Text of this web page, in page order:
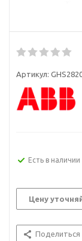
Артикул:
Есть в наличии
Цену
Поделиться